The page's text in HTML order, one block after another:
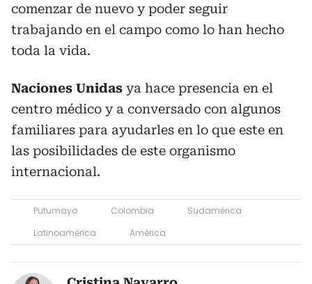
comenzar de nuevo y poder seguir
trabajando en el campo como lo han hecho
toda la vida.
Naciones Unidas ya hace presencia en el
centro médico y a conversado con algunos
familiares para ayudarles en lo que este en
las posibilidades de este organismo
internacional.
Putumayo Colombia
Sudamérica
Latinoamérica
América